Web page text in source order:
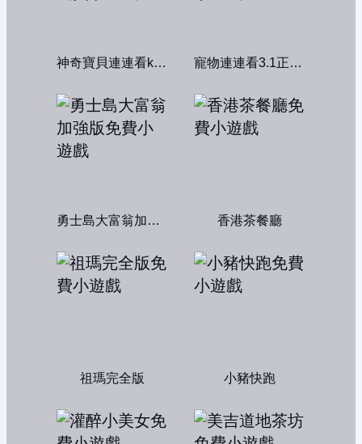
神奇寶貝連連看kawai版2004 寵物連連看3.1正式版
勇士島大富翁加強版 香港茶餐廳
祖瑪完全版 小豬快跑